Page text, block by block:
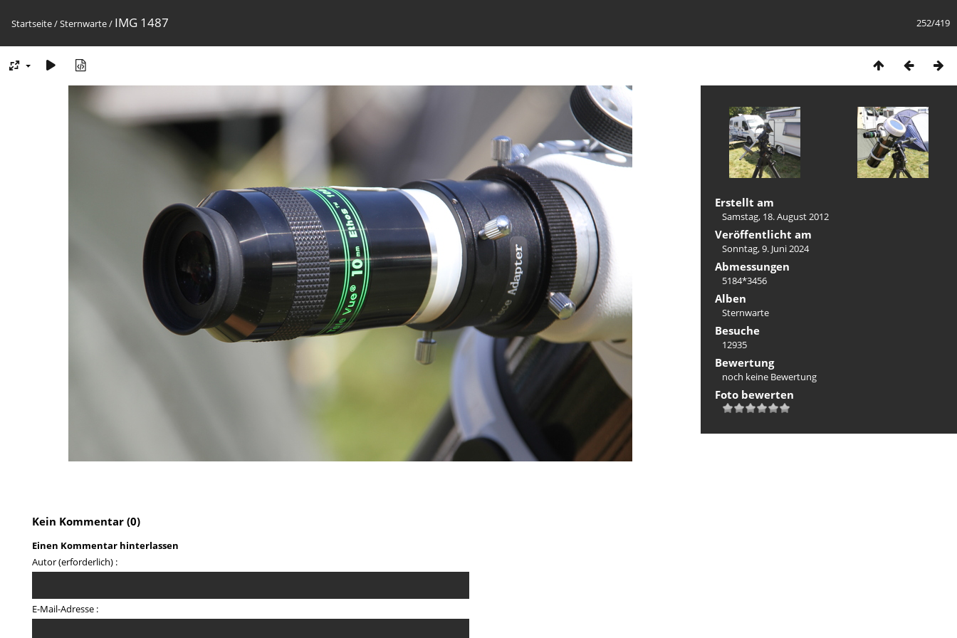
252/419
Startseite/Sternwarte/ IMG 1487
Erstellt am
Samstag, 18. August 2012
Veröffentlicht am
Sonntag, 9. Juni 2024
Abmessungen
5184*3456
Alben
Sternwarte
Besuche
12935
Bewertung
noch keine Bewertung
Foto bewerten
Kein Kommentar (0)
Einen Kommentar hinterlassen
Autor (erforderlich) :
E-Mail-Adresse :